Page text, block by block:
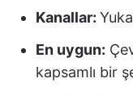
Kanallar:
En uygun:
kapsamlı bir